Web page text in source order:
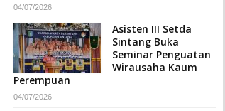
04/07/2026
Asisten III Setda
Sintang Buka
Seminar Penguatan
Wirausaha Kaum
Perempuan
04/07/2026